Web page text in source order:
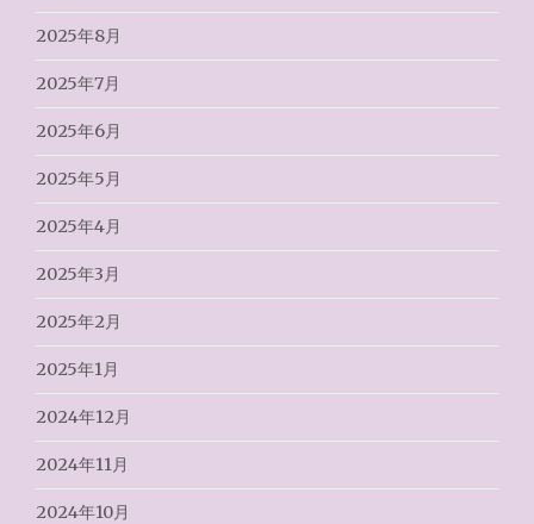
2025年8月
2025年7月
2025年6月
2025年5月
2025年4月
2025年3月
2025年2月
2025年1月
2024年12月
2024年11月
2024年10月